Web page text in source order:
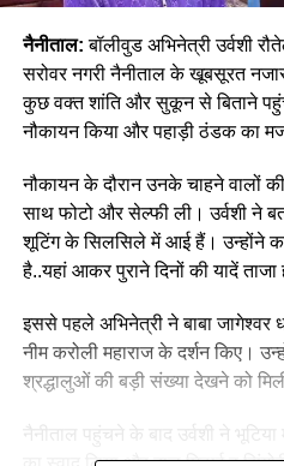
नैनीताल: बॉलीवुड अभिनेत्री उर्वशी
सरोवर नगरी नैनीताल के खूबसूरत
कुछ वक्त शांति और सुकून से बिताने
नौकायन किया और पहाड़ी ठंडक का
नौकायन के दौरान उनके चाहने वालों
साथ फोटो और सेल्फी ली। उर्वशी ने
शूटिंग के सिलसिले में आई हैं। उन्होंने
है..यहां आकर पुराने दिनों की यादें ताजा
इससे पहले अभिनेत्री ने बाबा जागेश्वर
नीम करोली महाराज के दर्शन किए।
श्रद्धालुओं की बड़ी संख्या देखने को
नैनीताल पहुंचने के बाद उर्वशी ने भूटिया